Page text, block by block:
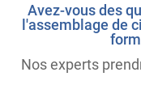
Avez-vous des
l'assemblage de
Nos experts